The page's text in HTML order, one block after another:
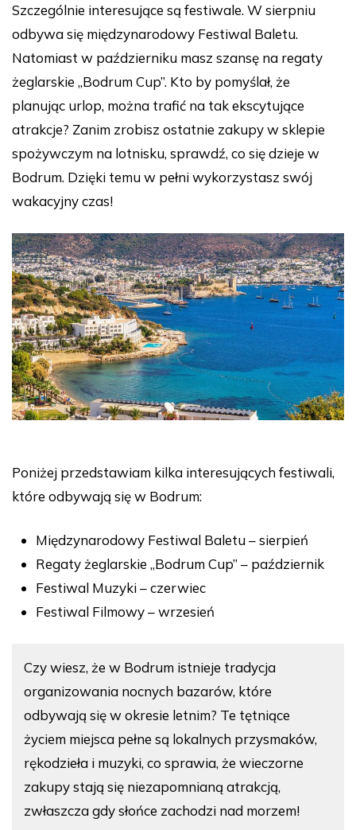
Szczególnie interesujące są festiwale. W sierpniu
odbywa się międzynarodowy Festiwal Baletu.
Natomiast w październiku masz szansę na regaty
żeglarskie „Bodrum Cup”. Kto by pomyślał, że
planując urlop, można trafić na tak ekscytujące
atrakcje? Zanim zrobisz ostatnie zakupy w sklepie
spożywczym na lotnisku, sprawdź, co się dzieje w
Bodrum. Dzięki temu w pełni wykorzystasz swój
wakacyjny czas!
Poniżej przedstawiam kilka interesujących festiwali,
które odbywają się w Bodrum:
Międzynarodowy Festiwal Baletu – sierpień
Regaty żeglarskie „Bodrum Cup” – październik
Festiwal Muzyki – czerwiec
Festiwal Filmowy – wrzesień
Czy wiesz, że w Bodrum istnieje tradycja
organizowania nocnych bazarów, które
odbywają się w okresie letnim? Te tętniące
życiem miejsca pełne są lokalnych przysmaków,
rękodzieła i muzyki, co sprawia, że wieczorne
zakupy stają się niezapomnianą atrakcją,
zwłaszcza gdy słońce zachodzi nad morzem!